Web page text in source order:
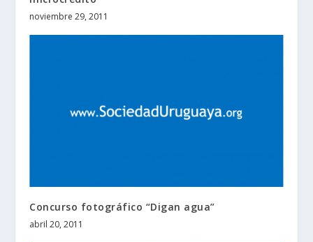
noviembre 29, 2011
Concurso fotográfico “Digan agua”
abril 20, 2011